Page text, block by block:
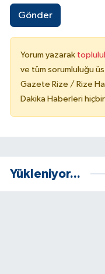
Gönder
Yorum yazarak
ve tüm sorumluluğu
Gazete Rize / Rize
Dakika Haberleri
Yükleniyor...